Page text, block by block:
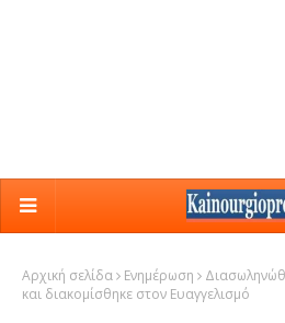
Αρχική σελίδα Ενημέρωση
και διακομίσθηκε στον Ευαγγελισμό